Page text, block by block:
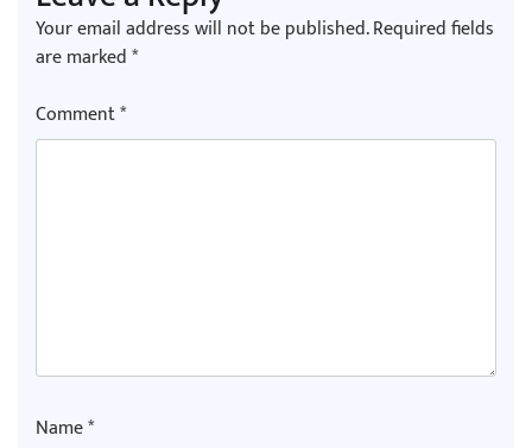
Your email address will not be published.Required fields
are marked*
Comment*
Name*